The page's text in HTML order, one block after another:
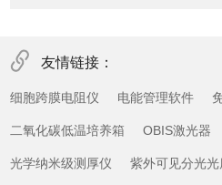
友情链接：
细胞跨膜电阻仪 电能管理软件
二氧化碳低温培养箱 OBIS激光器
光学纳米级测厚仪 紫外可见分光光